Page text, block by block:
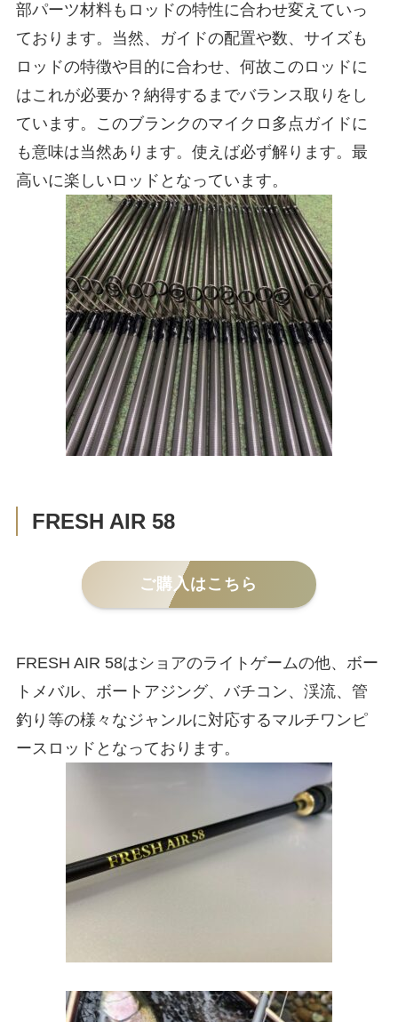
部パーツ材料もロッドの特性に合わせ変えていっ
ております。当然、ガイドの配置や数、サイズも
ロッドの特徴や目的に合わせ、何故このロッドに
はこれが必要か？納得するまでバランス取りをし
ています。このブランクのマイクロ多点ガイドに
も意味は当然あります。使えば必ず解ります。最
高いに楽しいロッドとなっています。
FRESH AIR 58
ご購入はこちら
FRESH AIR 58はショアのライトゲームの他、ボー
トメバル、ボートアジング、バチコン、渓流、管
釣り等の様々なジャンルに対応するマルチワンピ
ースロッドとなっております。